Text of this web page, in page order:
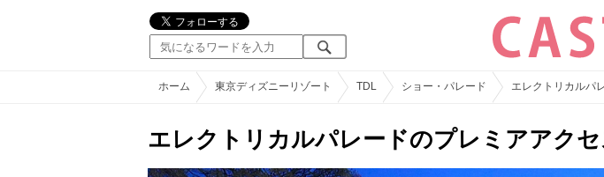
ホーム 東京ディズニーリゾート TDL ショー・パレード エレクトリカルパ
エレクトリカルパレードのプレミアアク